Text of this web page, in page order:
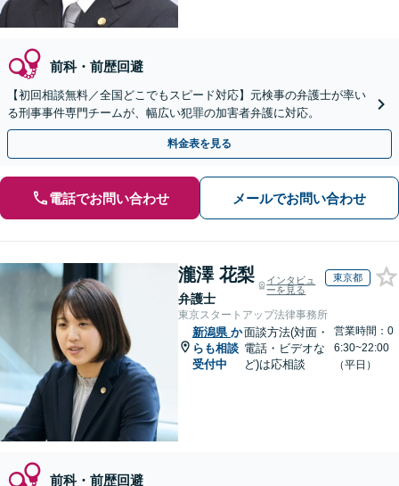
前科・前歴回避
【初回相談無料／全国どこでもスピード対応】元検事の弁護士が率い
る刑事事件専門チームが、幅広い犯罪の加害者弁護に対応。
料金表を見る
電話でお問い合わせ メールでお問い合わせ
瀧澤 花梨
弁護士
インタビュ
ーを見る
東京都
東京スタートアップ法律事務所
新潟県 か
らも相談
受付中
面談方法(対面・
電話・ビデオな
ど)は応相談
営業時間：0
6:30~22:00
（平日）
前科・前歴回避